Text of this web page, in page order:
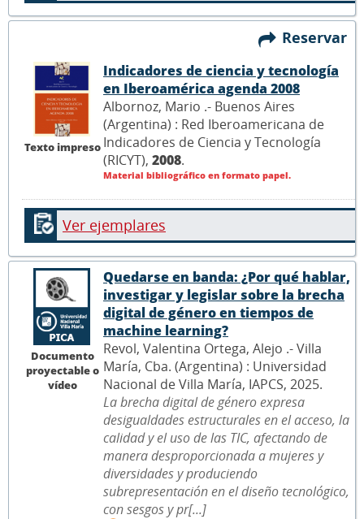
Reservar
Texto impreso
Indicadores de ciencia y tecnología
en Iberoamérica agenda 2008
Albornoz, Mario .- Buenos Aires
(Argentina) : Red Iberoamericana de
Indicadores de Ciencia y Tecnología
(RICYT), 2008.
Material bibliográfico en formato papel.
Ver ejemplares
Documento
proyectable o
vídeo
Quedarse en banda: ¿Por qué hablar,
investigar y legislar sobre la brecha
digital de género en tiempos de
machine learning?
Revol, Valentina Ortega, Alejo .- Villa
María, Cba. (Argentina) : Universidad
Nacional de Villa María, IAPCS, 2025.
La brecha digital de género expresa
desigualdades estructurales en el acceso, la
calidad y el uso de las TIC, afectando de
manera desproporcionada a mujeres y
diversidades y produciendo
subrepresentación en el diseño tecnológico,
con sesgos y pr[...]